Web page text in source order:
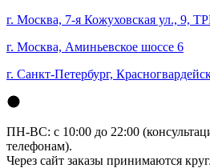
г. Москва, 7-я Кожуховская ул., 9,
г. Москва, Аминьевское шоссе 6
г. Санкт-Петербург,
ПН-ВС: с 10:00 до 22:00
телефонам).
Через сайт заказы принимаются